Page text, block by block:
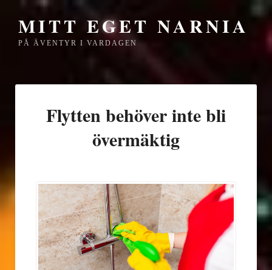
MITT EGET NARNIA
PÅ ÄVENTYR I VARDAGEN
Flytten behöver inte bli
övermäktig